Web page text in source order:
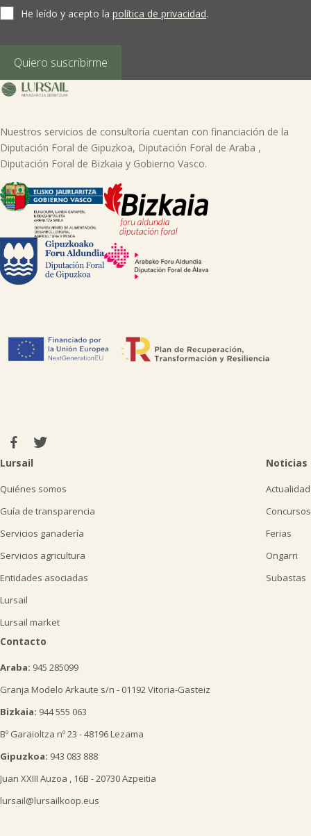
terceros salvo obligación legal. Cualquier persona tiene derecho a solicitar el
acceso, rectificación, supresión, limitación del tratamiento, oposición o
lursail@lursailkoop.eus. Puede obtener información adicional en nuestra
página web.
He leído y acepto la política de privacidad.
Quiero suscribirme
Nuestros servicios de consultoría cuentan con financiación de la
Diputación Foral de Gipuzkoa, Diputación Foral de Araba ,
Diputación Foral de Bizkaia y Gobierno Vasco.
Lursail
Quiénes somos
Guía de transparencia
Servicios ganadería
Servicios agricultura
Entidades asociadas
Lursail
Lursail market
Noticias
Actualidad
Concursos
Ferias
Ongarri
Subastas
Contacto
Araba: 945 285099
Granja Modelo Arkaute s/n - 01192 Vitoria-Gasteiz
Bizkaia: 944 555 063
Bº Garaioltza nº 23 - 48196 Lezama
Gipuzkoa: 943 083 888
Juan XXIII Auzoa , 16B - 20730 Azpeitia
lursail@lursailkoop.eus